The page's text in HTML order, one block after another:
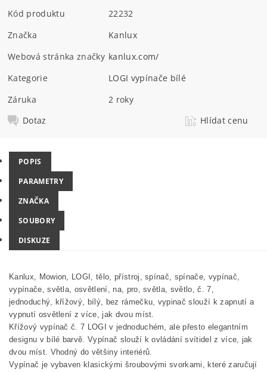
Kód produktu
22232
Značka
Kanlux
Webová stránka značky kanlux.com/
Kategorie
LOGI vypínače bílé
Záruka
2 roky
Dotaz
Hlídat cenu
POPIS
PARAMETRY
ZNAČKA
SOUBORY
DISKUZE
Kanlux, Mowion, LOGI , tělo, přístroj, spínač, spínače, vypínač,
vypínače,světla, osvětlení, na, pro, světla, světlo,č. 7,
jednoduchý, křížový, bílý, bez rámečku, vypinač slouží k zapnutí a
vypnutí osvětlení z více, jak dvou míst.
Křížový vypínač č. 7 LOGI v jednoduchém, ale přesto elegantním
designu v bílé barvě. Vypínač slouží k ovládání svítidel z více, jak
dvou míst. Vhodný do většiny interiérů.
Vypínač je vybaven klasickými šroubovými svorkami, které zaručují